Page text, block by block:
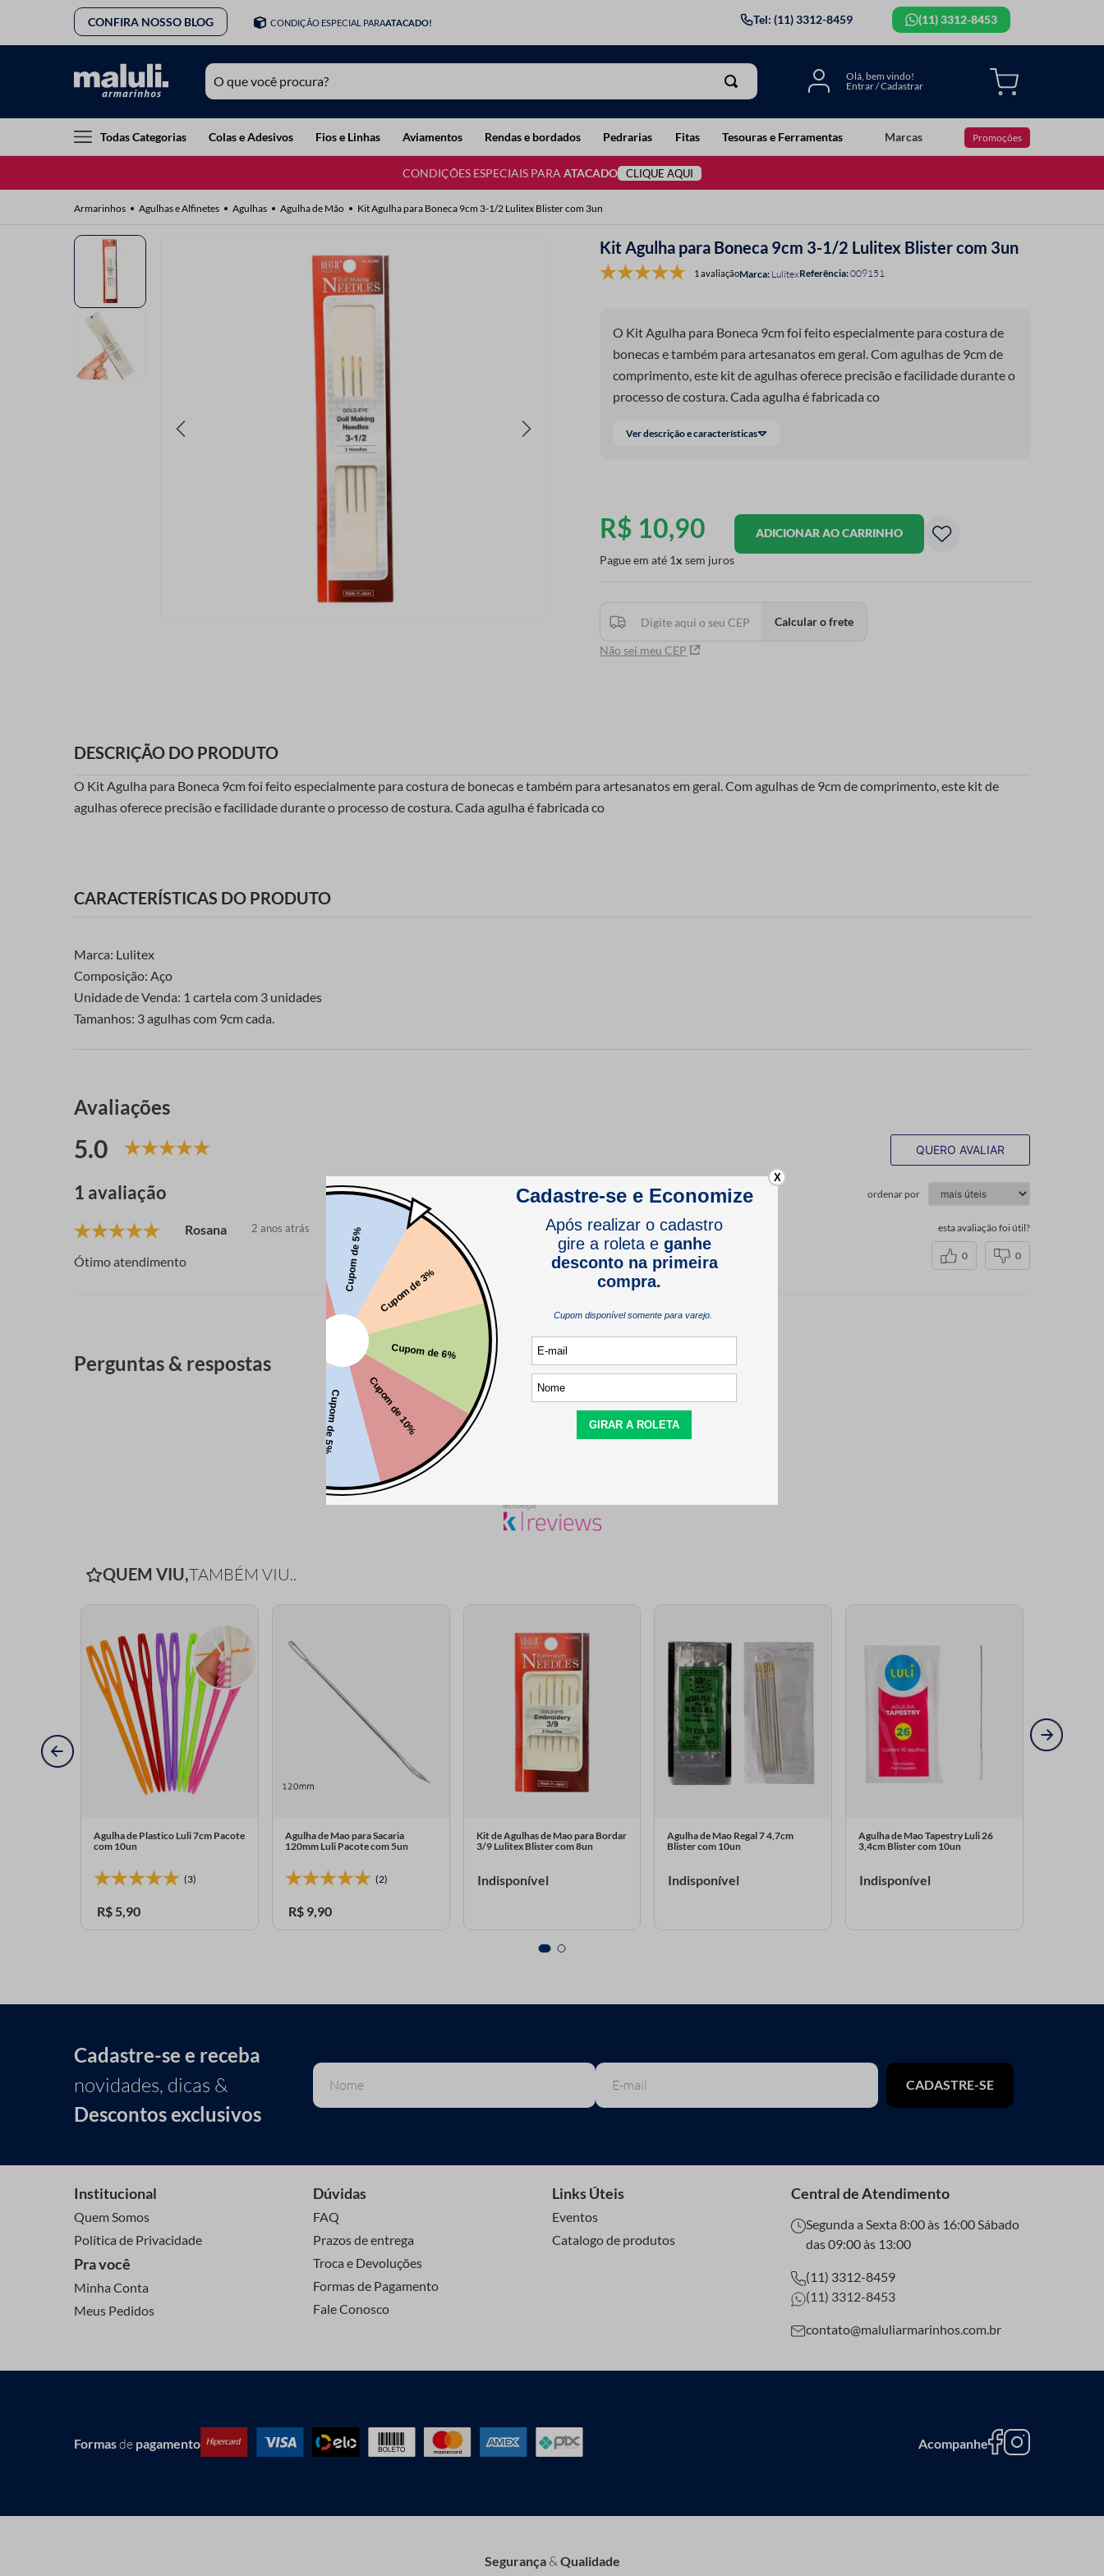
CONFIRA NOSSO BLOG CONDIÇÃO ESPECIAL PARAATACADO! Tel: (11) 3312-8459 (11) 3312-8453
O que você procura?
Todas Categorias Colas e Adesivos Fios e Linhas Aviamentos Rendas e bordados Pedrarias Fitas Tesouras e Ferramentas Marcas Promoções
CONDIÇÕES ESPECIAIS PARA ATACADO CLIQUE AQUI
Agulhas e Alfinetes Agulhas Agulha de Mão Kit Agulha para Boneca 9cm 3-1/2 Lulitex Blister com 3un
Kit Agulha para Boneca 9cm 3-1/2 Lulitex Blister com 3un
1 avaliação LulitexReferência:009151
O Kit Agulha para Boneca 9cm foi feito especialmente para costura de
bonecas e também para artesanatos em geral. Com agulhas de 9cm de
comprimento, este kit de agulhas oferece precisão e facilidade durante o
processo de costura. Cada agulha é fabricada co
Ver descrição e características
R$ 10,90
Pague em até 1 sem juros
ADICIONAR AO CARRINHO
Não sei meu CEP
Calcular o frete
DESCRIÇÃO DO PRODUTO
O Kit Agulha para Boneca 9cm foi feito especialmente para costura de bonecas e também para artesanatos em geral. Com agulhas de 9cm de comprimento, este kit de
agulhas oferece precisão e facilidade durante o processo de costura. Cada agulha é fabricada co
CARACTERÍSTICAS DO PRODUTO
Marca: Lulitex
Composição: Aço
Unidade de Venda: 1 cartela com 3 unidades
Tamanhos: 3 agulhas com 9cm cada.
Avaliações
5.0 QUERO AVALIAR
1 avaliação ordenar por
Rosana 2 anos atrás comprador verificado
Ótimo atendimento
esta avaliação foi útil?
0 0
Perguntas & respostas
Este produto ainda não tem perguntas
QUEM VIU,TAMBÉM VIU..
Agulha de Plastico Luli 7cm Pacote
com 10un
(3)
R$ 5,90
Agulha de Mao para Sacaria
120mm Luli Pacote com 5un
(2)
R$ 9,90
Kit de Agulhas de Mao para Bordar
3/9 Lulitex Blister com 8un
Indisponível
Agulha de Mao Regal 7 4,7cm
Blister com 10un
Indisponível
Agulha de Mao Tapestry Luli 26
3,4cm Blister com 10un
Indisponível
Cadastre-se e receba
novidades, dicas &
Descontos exclusivos
CADASTRE-SE
Institucional
Quem Somos
Política de Privacidade
Pra você
Minha Conta
Meus Pedidos
Dúvidas
FAQ
Prazos de entrega
Troca e Devoluções
Formas de Pagamento
Fale Conosco
Links Úteis
Eventos
Catalogo de produtos
Central de Atendimento
Segunda a Sexta 8:00 às 16:00 Sábado
das 09:00 às 13:00
(11) 3312-8459
(11) 3312-8453
contato@maluliarmarinhos.com.br
Formasde pagamento Acompanhe
Segurança&Qualidade
X
TERMOS MAIS BUSCADOS
1º
lã
3 º
botão